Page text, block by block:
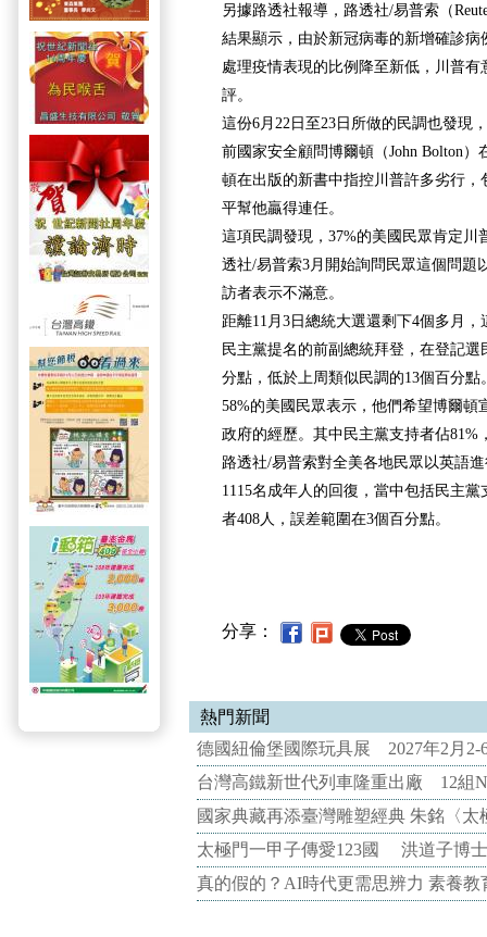
另據路透社報導，路透社/易普索（
結果顯示，由於新冠病毒的新增確診
處理疫情表現的比例降至新低，川普
評。
這份6月22日至23日所做的民調也發現
前國家安全顧問博爾頓（John Bolton
頓在出版的新書中指控川普許多劣行
平幫他贏得連任。
這項民調發現，37%的美國民眾肯定川
透社/易普索3月開始詢問民眾這個問題
訪者表示不滿意。
距離11月3日總統大選還剩下4個多月
民主黨提名的前副總統拜登，在登記
分點，低於上周類似民調的13個百分點
58%的美國民眾表示，他們希望博爾頓
政府的經歷。其中民主黨支持者佔81%
路透社/易普索對全美各地民眾以英語
1115名成年人的回復，當中包括民主
者408人，誤差範圍在3個百分點。
分享：
熱門新聞
德國紐倫堡國際玩具展 2027年2月2-
台灣高鐵新世代列車隆重出廠 12組
國家典藏再添臺灣雕塑經典 朱銘〈
太極門一甲子傳愛123國 洪道子博
真的假的？AI時代更需思辨力 素養